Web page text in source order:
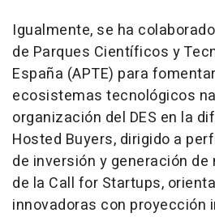
Igualmente, se ha
de Parques Científicos y
España (APTE) para
ecosistemas tecnológicos
organización del DES en la
Hosted Buyers, dirigido a
de inversión y generación
de la Call for Startups,
innovadoras con proyección